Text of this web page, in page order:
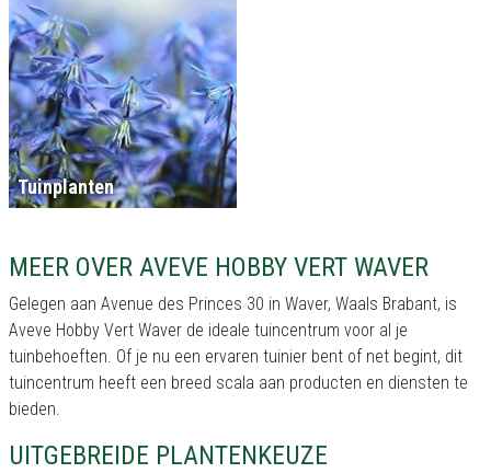
Tuinplanten
MEER OVER AVEVE HOBBY VERT WAVER
Gelegen aan Avenue des Princes 30 in Waver, Waals Brabant, is
Aveve Hobby Vert Waver de ideale tuincentrum voor al je
tuinbehoeften. Of je nu een ervaren tuinier bent of net begint, dit
tuincentrum heeft een breed scala aan producten en diensten te
bieden.
UITGEBREIDE PLANTENKEUZE